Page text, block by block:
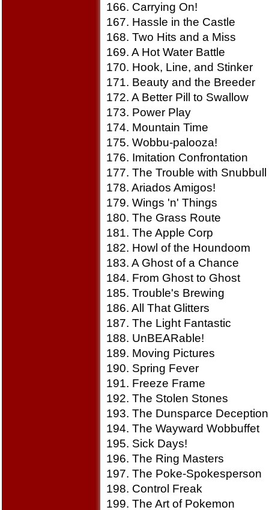
166. Carrying On!
167. Hassle in the Castle
168. Two Hits and a Miss
169. A Hot Water Battle
170. Hook, Line, and Stinker
171. Beauty and the Breeder
172. A Better Pill to Swallow
173. Power Play
174. Mountain Time
175. Wobbu-palooza!
176. Imitation Confrontation
177. The Trouble with Snubbull
178. Ariados Amigos!
179. Wings 'n' Things
180. The Grass Route
181. The Apple Corp
182. Howl of the Houndoom
183. A Ghost of a Chance
184. From Ghost to Ghost
185. Trouble's Brewing
186. All That Glitters
187. The Light Fantastic
188. UnBEARable!
189. Moving Pictures
190. Spring Fever
191. Freeze Frame
192. The Stolen Stones
193. The Dunsparce Deception
194. The Wayward Wobbuffet
195. Sick Days!
196. The Ring Masters
197. The Poke-Spokesperson
198. Control Freak
199. The Art of Pokemon